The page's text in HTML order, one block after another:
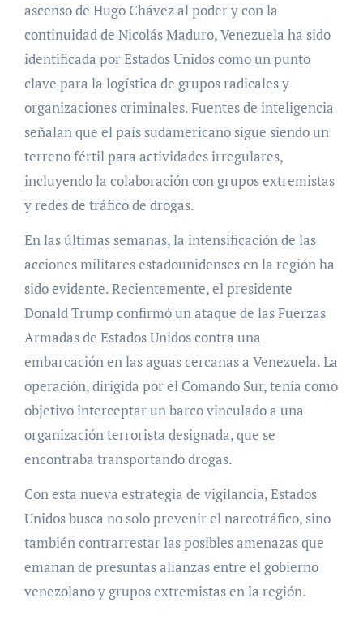
ascenso de Hugo Chávez al poder y con la
continuidad de Nicolás Maduro, Venezuela ha sido
identificada por Estados Unidos como un punto
clave para la logística de grupos radicales y
organizaciones criminales. Fuentes de inteligencia
señalan que el país sudamericano sigue siendo un
terreno fértil para actividades irregulares,
incluyendo la colaboración con grupos extremistas
y redes de tráfico de drogas.
En las últimas semanas, la intensificación de las
acciones militares estadounidenses en la región ha
sido evidente. Recientemente, el presidente
Donald Trump confirmó un ataque de las Fuerzas
Armadas de Estados Unidos contra una
embarcación en las aguas cercanas a Venezuela. La
operación, dirigida por el Comando Sur, tenía como
objetivo interceptar un barco vinculado a una
organización terrorista designada, que se
encontraba transportando drogas.
Con esta nueva estrategia de vigilancia, Estados
Unidos busca no solo prevenir el narcotráfico, sino
también contrarrestar las posibles amenazas que
emanan de presuntas alianzas entre el gobierno
venezolano y grupos extremistas en la región.